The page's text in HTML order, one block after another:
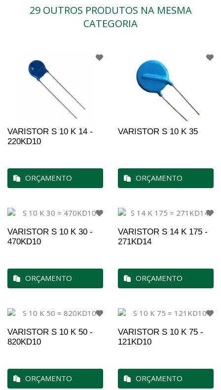
29 OUTROS PRODUTOS NA MESMA
CATEGORIA
VARISTOR S 10 K 14 -
220KD10
ORÇAMENTO
VARISTOR S 10 K 35
ORÇAMENTO
VARISTOR S 10 K 30 -
470KD10
ORÇAMENTO
VARISTOR S 14 K 175 -
271KD14
ORÇAMENTO
VARISTOR S 10 K 50 -
820KD10
ORÇAMENTO
VARISTOR S 10 K 75 -
121KD10
ORÇAMENTO